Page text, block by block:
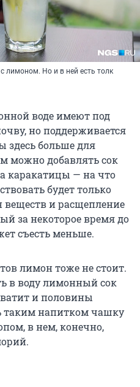
лимоном. Но и в ней есть толк
воде имеют под
но поддерживается
здесь больше для
можно добавлять сок
каракатицы — на что
будет только
веществ и расщепление
за некоторое время до
съесть меньше.
лимон тоже не стоит.
в воду лимонный сок
и половины
таким напитком чашку
в нем, конечно,